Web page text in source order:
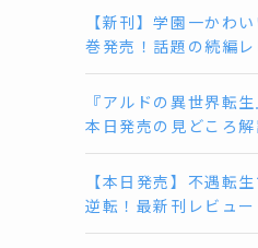
【新刊】学園一かわ
巻発売！話題の続編レ
『アルドの異世界転
本日発売の見どころ解
【本日発売】不遇転
逆転！最新刊レビュー